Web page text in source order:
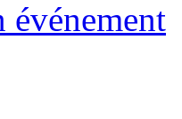
événement